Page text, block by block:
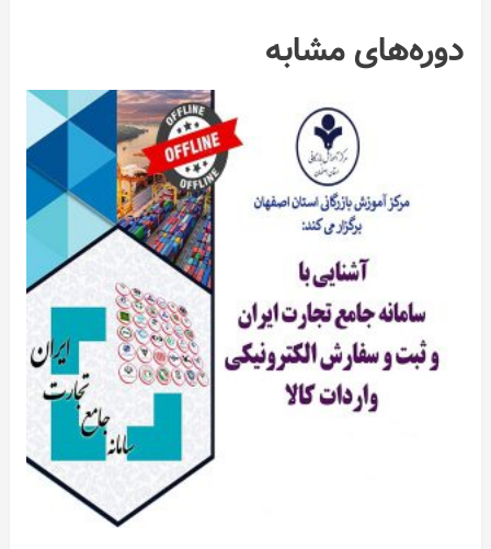
دوره‌های مشابه